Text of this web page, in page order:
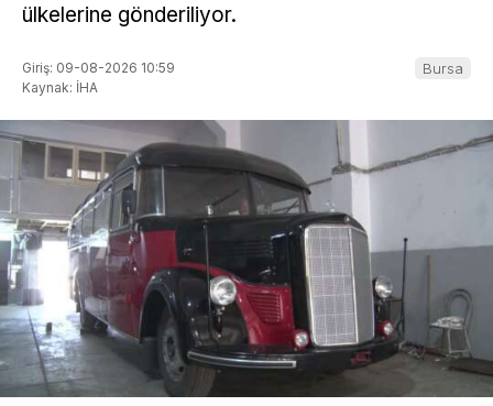
ülkelerine gönderiliyor.
Giriş: 09-08-2026 10:59
Kaynak: İHA
Bursa